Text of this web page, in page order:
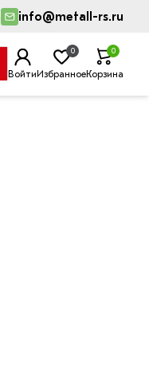
info@metall-rs.ru
ВойтиИзбранное
0
Корзина
0